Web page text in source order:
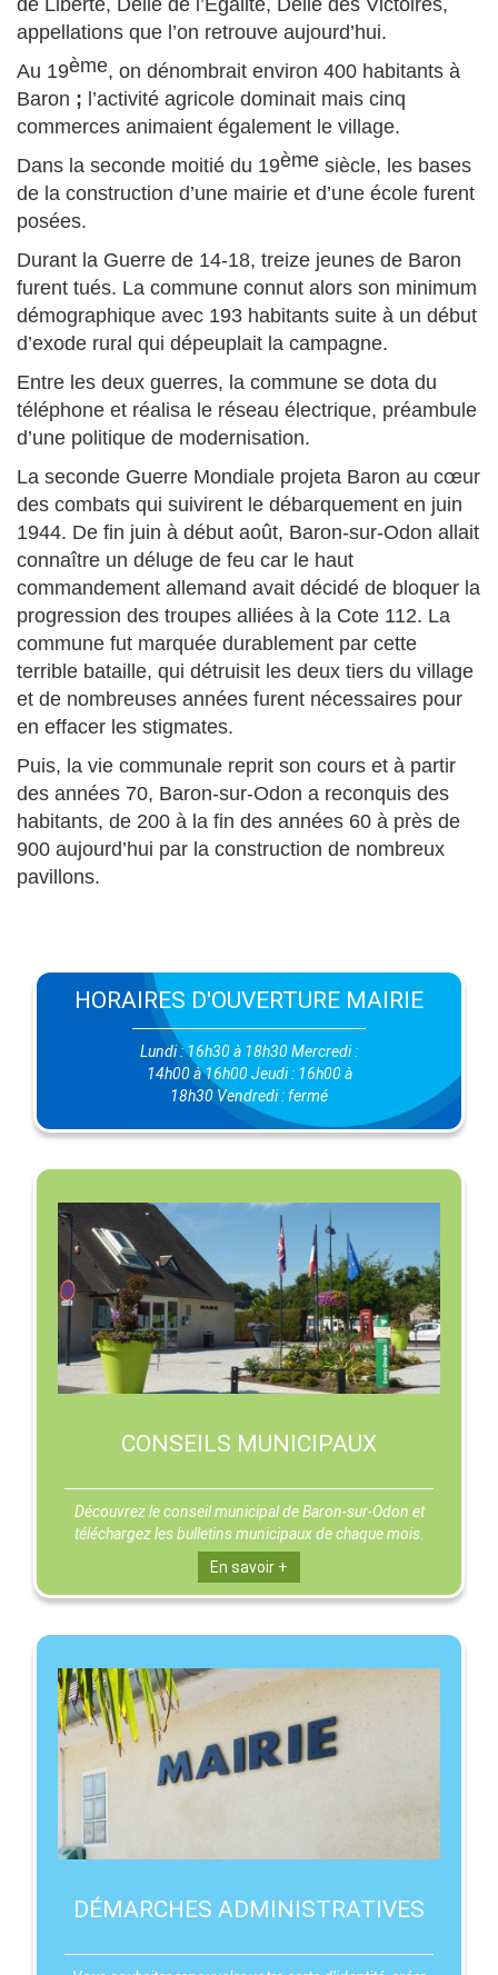
de Liberté, Delle de l’Egalité, Delle des Victoires,
appellations que l’on retrouve aujourd’hui.
Au 19ème, on dénombrait environ 400 habitants à
Baron ; l’activité agricole dominait mais cinq
commerces animaient également le village.
Dans la seconde moitié du 19ème siècle, les bases
de la construction d’une mairie et d’une école furent
posées.
Durant la Guerre de 14-18, treize jeunes de Baron
furent tués. La commune connut alors son minimum
démographique avec 193 habitants suite à un début
d’exode rural qui dépeuplait la campagne.
Entre les deux guerres, la commune se dota du
téléphone et réalisa le réseau électrique, préambule
d’une politique de modernisation.
La seconde Guerre Mondiale projeta Baron au cœur
des combats qui suivirent le débarquement en juin
1944. De fin juin à début août, Baron-sur-Odon allait
connaître un déluge de feu car le haut
commandement allemand avait décidé de bloquer la
progression des troupes alliées à la Cote 112. La
commune fut marquée durablement par cette
terrible bataille, qui détruisit les deux tiers du village
et de nombreuses années furent nécessaires pour
en effacer les stigmates.
Puis, la vie communale reprit son cours et à partir
des années 70, Baron-sur-Odon a reconquis des
habitants, de 200 à la fin des années 60 à près de
900 aujourd’hui par la construction de nombreux
pavillons.
HORAIRES D'OUVERTURE MAIRIE
Lundi : 16h30 à 18h30 Mercredi :
14h00 à 16h00 Jeudi : 16h00 à
18h30 Vendredi : fermé
CONSEILS MUNICIPAUX
Découvrez le conseil municipal de Baron-sur-Odon et
téléchargez les bulletins municipaux de chaque mois.
En savoir +
DÉMARCHES ADMINISTRATIVES